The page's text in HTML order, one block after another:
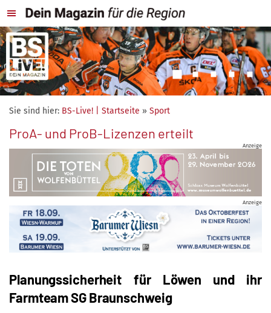
Sie sind hier: BS-Live! | Startseite » Sport
ProA- und ProB-Lizenzen erteilt
Anzeige
Anzeige
Planungssicherheit für Löwen und ihr
Farmteam SG Braunschweig